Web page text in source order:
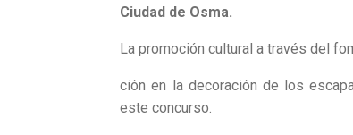
Ciudad de Osma.
La promoción cultural a través del
ción en la decoración de los
este concurso.